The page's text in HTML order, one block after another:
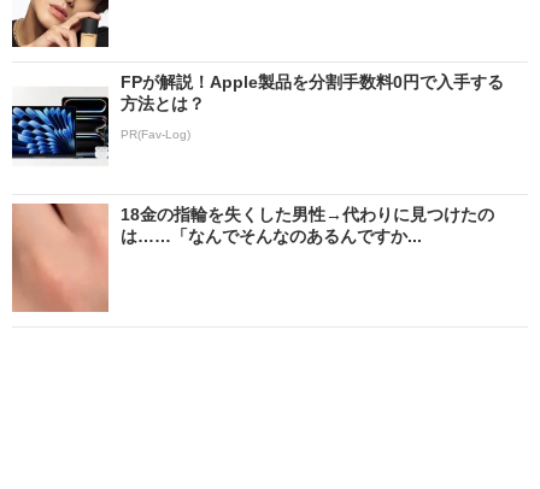
FPが解説！Apple製品を分割手数料0円で入手する
方法とは？
PR(Fav-Log)
18金の指輪を失くした男性→代わりに見つけたの
は……「なんでそんなのあるんですか...